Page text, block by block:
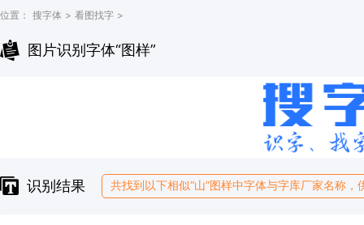
位置： 搜字体 > 看图找字 >
图片识别字体“图样”
识别结果 共找到以下相似“山”图样中字体与字库厂家名称